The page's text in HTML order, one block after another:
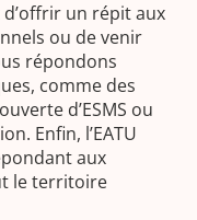
d’offrir un répit aux
ou de venir
répondons
comme des
d’ESMS ou
Enfin, l’EATU
aux
le territoire